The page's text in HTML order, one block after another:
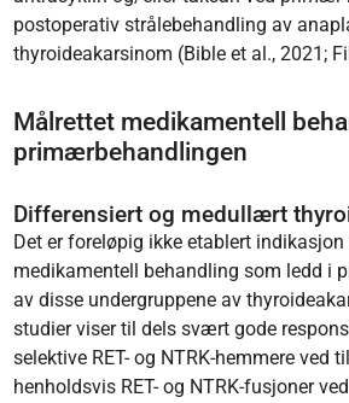
postoperativ strålebehandling av
thyroideakarsinom (Bible et al., 2021;
Målrettet medikamentell
primærbehandlingen
Differensiert og medullært
Det er foreløpig ikke etablert
medikamentell behandling som ledd i
av disse undergruppene av
studier viser til dels svært gode
selektive RET- og NTRK-hemmere ved
henholdsvis RET- og NTRK-fusjoner